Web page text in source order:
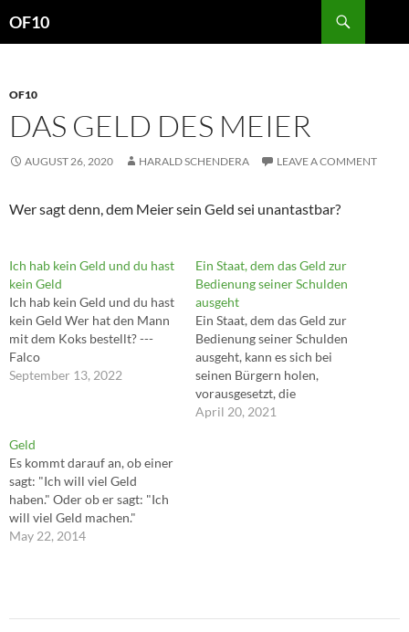
OF10
OF10
DAS GELD DES MEIER
AUGUST 26, 2020 HARALD SCHENDERA LEAVE A COMMENT
Wer sagt denn, dem Meier sein Geld sei unantastbar?
Ich hab kein Geld und du hast
kein Geld
Ich hab kein Geld und du hast
kein Geld Wer hat den Mann
mit dem Koks bestellt? ---
Falco
September 13, 2022
Ein Staat, dem das Geld zur
Bedienung seiner Schulden
ausgeht
Ein Staat, dem das Geld zur
Bedienung seiner Schulden
ausgeht, kann es sich bei
seinen Bürgern holen,
vorausgesetzt, die
Demokratie wird nicht zu
April 20, 2021
Geld
Es kommt darauf an, ob einer
sagt: "Ich will viel Geld
haben." Oder ob er sagt: "Ich
will viel Geld machen."
May 22, 2014